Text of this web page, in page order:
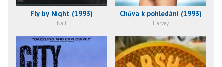
Fly by Night (1993)
Naji
Chůva k pohledání (1993)
Harvey